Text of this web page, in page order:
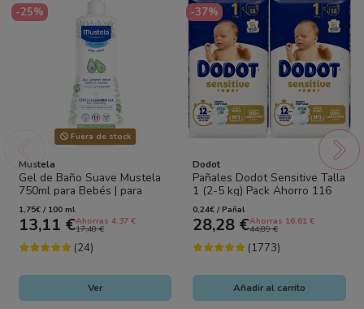
-25%
Fuera de stock
Mustela
Gel de Baño Suave Mustela
750ml para Bebés | para
Cuerpo y Cabello del Bebé
1,75€ / 100 ml
13,11 €Ahorras 4.37 €
17,48 €
(24)
Ver
-37%
Dodot
Pañales Dodot Sensitive Talla
1 (2-5 kg) Pack Ahorro 116
Unidades (2x58) – Suavidad...
0,24€ / Pañal
28,28 €Ahorras 16.61 €
44,89 €
(1773)
Añadir al carrito